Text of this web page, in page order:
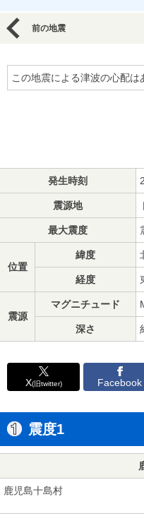
前の地震
この地震による津波の心配は
発生時刻
震源地
最大震度
位置
緯度
経度
震源
マグニチュード
深さ
X(旧twitter) Facebook
震度1
鹿児島十島村